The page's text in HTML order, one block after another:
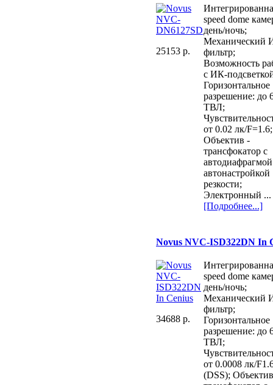
25153 p.
speed dome
день/ночь;
Механический
фильтр;
Возможность
с ИК-
Горизонтальное
разрешение: до
ТВЛ;
от 0.02 лк/F=1.6;
Объектив -
трансфокатор с
автонастройкой
резкости;
Электронный ...
[Подробнее...]
Novus NVC-ISD322DN In
34688 p.
speed dome
день/ночь;
Механический
фильтр;
Горизонтальное
разрешение: до
ТВЛ;
от 0.0008 лк/
(DSS);